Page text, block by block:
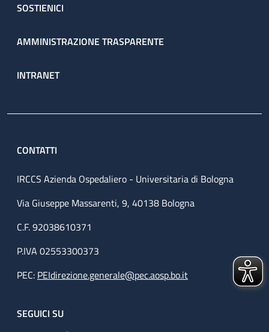
SOSTIENICI
AMMINISTRAZIONE TRASPARENTE
INTRANET
CONTATTI
IRCCS Azienda Ospedaliero - Universitaria di Bologna
Via Giuseppe Massarenti, 9, 40138 Bologna
C.F. 92038610371
P.IVA 02553300373
PEC: PEIdirezione.generale@pec.aosp.bo.it
SEGUICI SU